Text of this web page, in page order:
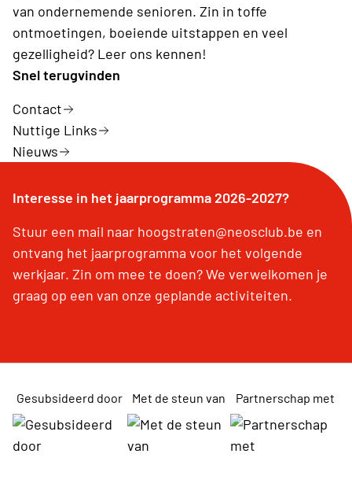
van ondernemende senioren. Zin in toffe
ontmoetingen, boeiende uitstappen en veel
gezelligheid? Leer ons kennen!
Snel terugvinden
Contact
Nuttige Links
Nieuws
Interesse in het jaarprogramma 2026-2027?
Stuur een mail naar hoogstraten@neosclub.be en
ontvang het jaarprogramma voor het volgende
werkjaar. Zin om mee te doen? We verwelkomen je
graag op een van onze geplande activiteiten.
Gesubsideerd door Met de steun van Partnerschap met